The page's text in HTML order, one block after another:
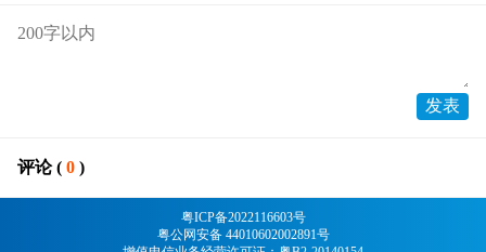
评论 ( 0 )
粤ICP备2022116603号
粤公网安备 44010602002891号